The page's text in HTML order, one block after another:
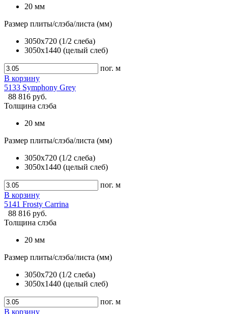
20 мм
Размер плиты/слэба/листа (мм)
3050x720 (1/2 слеба)
3050x1440 (целый слеб)
пог. м
В корзину
5133 Symphony Grey
88 816 руб.
Толщина слэба
20 мм
Размер плиты/слэба/листа (мм)
3050x720 (1/2 слеба)
3050x1440 (целый слеб)
пог. м
В корзину
5141 Frosty Carrina
88 816 руб.
Толщина слэба
20 мм
Размер плиты/слэба/листа (мм)
3050x720 (1/2 слеба)
3050x1440 (целый слеб)
пог. м
В корзину